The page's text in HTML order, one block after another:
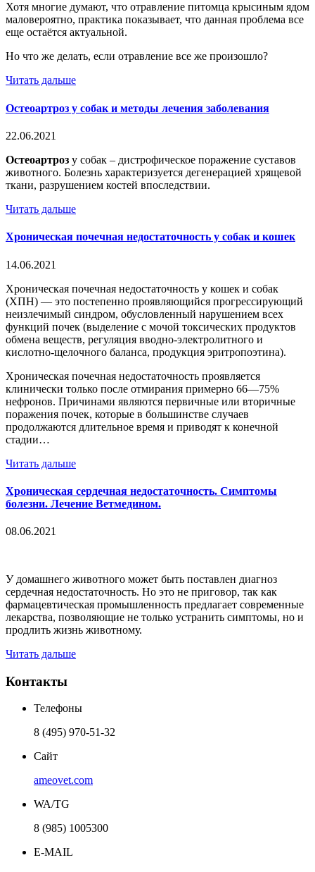
Хотя многие думают, что отравление питомца крысиным ядом
маловероятно, практика показывает, что данная проблема все
еще остаётся актуальной.
Но что же делать, если отравление все же произошло?
Читать дальше
Остеоартроз у собак и методы лечения заболевания
22.06.2021
Остеоартроз у собак – дистрофическое поражение суставов
животного. Болезнь характеризуется дегенерацией хрящевой
ткани, разрушением костей впоследствии.
Читать дальше
Хроническая почечная недостаточность у собак и кошек
14.06.2021
Хроническая почечная недостаточность у кошек и собак
(ХПН) — это постепенно проявляющийся прогрессирующий
неизлечимый синдром, обусловленный нарушением всех
функций почек (выделение с мочой токсических продуктов
обмена веществ, регуляция вводно-электролитного и
кислотно-щелочного баланса, продукция эритропоэтина).
Хроническая почечная недостаточность проявляется
клинически только после отмирания примерно 66—75%
нефронов. Причинами являются первичные или вторичные
поражения почек, которые в большинстве случаев
продолжаются длительное время и приводят к конечной
стадии…
Читать дальше
Хроническая сердечная недостаточность. Симптомы
болезни. Лечение Ветмедином.
08.06.2021
У домашнего животного может быть поставлен диагноз
сердечная недостаточность. Но это не приговор, так как
фармацевтическая промышленность предлагает современные
лекарства, позволяющие не только устранить симптомы, но и
продлить жизнь животному.
Читать дальше
Контакты
Телефоны
8 (495) 970-51-32
Сайт
ameovet.com
WA/TG
8 (985) 1005300
E-MAIL